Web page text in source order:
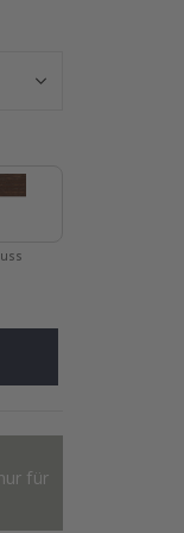
für